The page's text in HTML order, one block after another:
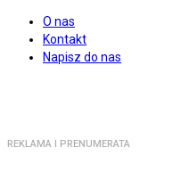
O nas
Kontakt
Napisz do nas
REKLAMA I PRENUMERATA